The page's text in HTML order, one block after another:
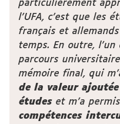
particulièrement
l'UFA, c'est que les
français et
temps. En outre, l'un
parcours
mémoire final, qui
de la valeur
études et m'a
compétences